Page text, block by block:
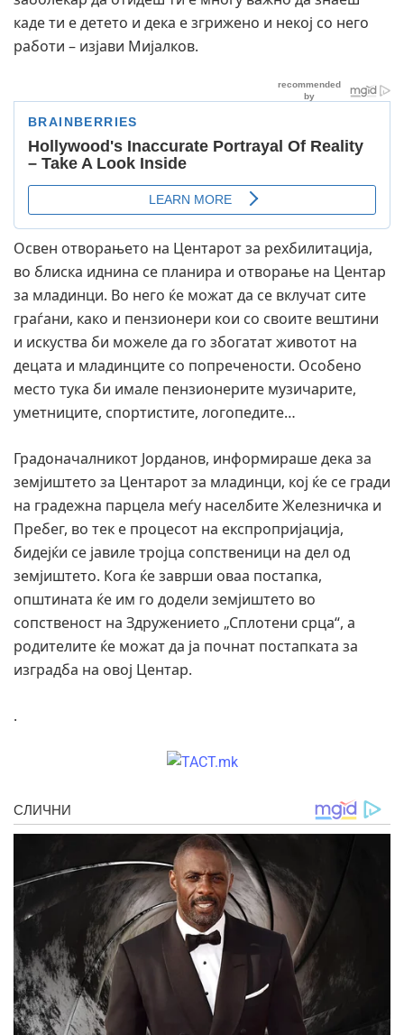
каде ти е детето и дека е згрижено и некој со него
работи – изјави Мијалков.
Освен отворањето на Центарот за рехбилитација,
во блиска иднина се планира и отворање на Центар
за младинци. Во него ќе можат да се вклучат сите
граѓани, како и пензионери кои со своите вештини
и искуства би можеле да го збогатат животот на
децата и младинците со попречености. Особено
место тука би имале пензионерите музичарите,
уметниците, спортистите, логопедите…
Градоначалникот Јорданов, информираше дека за
земјиштето за Центарот за младинци, кој ќе се гради
на градежна парцела меѓу населбите Железничка и
Пребег, во тек е процесот на експропријација,
бидејќи се јавиле тројца сопственици на дел од
земјиштето. Кога ќе заврши оваа постапка,
општината ќе им го додели земјиштето во
сопственост на Здружението „Сплотени срца“, а
родителите ќе можат да ја почнат постапката за
изградба на овој Центар.
.